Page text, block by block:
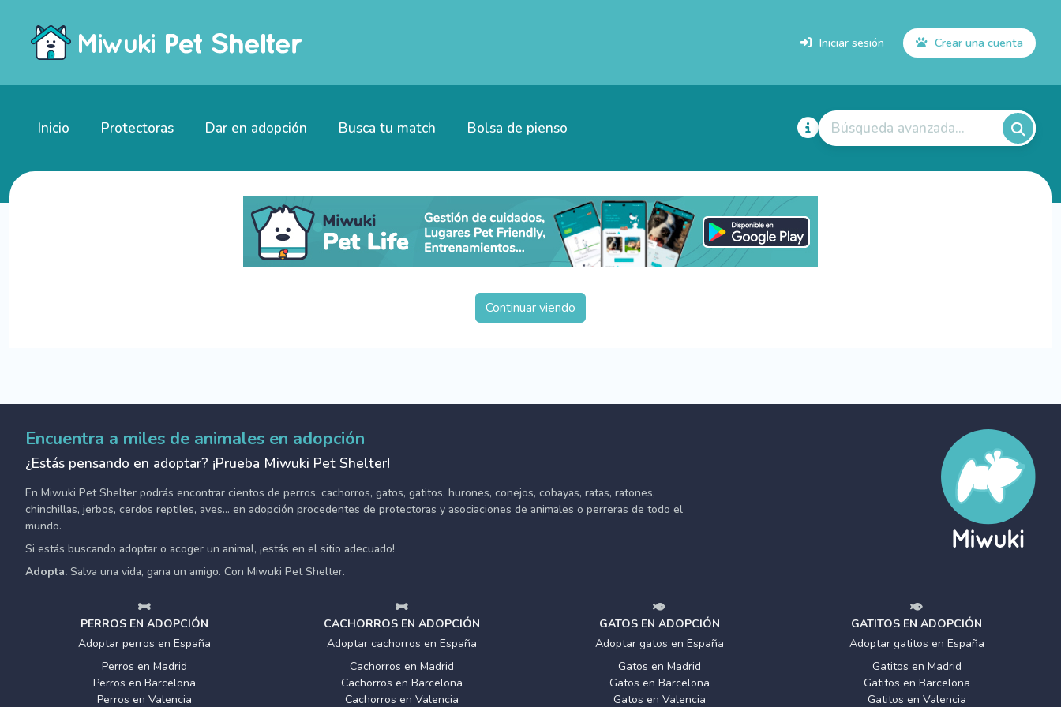
Iniciar sesión Crear una cuenta
Inicio Protectoras Dar en adopción Busca tu match Bolsa de pienso Búsqueda avanzada...
Continuar viendo
Encuentra a miles de animales en adopción
¿Estás pensando en adoptar? ¡Prueba Miwuki Pet Shelter!
En Miwuki Pet Shelter podrás encontrar cientos de perros, cachorros, gatos, gatitos, hurones, conejos, cobayas, ratas, ratones,
chinchillas, jerbos, cerdos reptiles, aves... en adopción procedentes de protectoras y asociaciones de animales o perreras de todo el
mundo.
Si estás buscando adoptar o acoger un animal, ¡estás en el sitio adecuado!
Adopta. Salva una vida, gana un amigo. Con Miwuki Pet Shelter.
PERROS EN ADOPCIÓN
Adoptar perros en España
Perros en Madrid
Perros en Barcelona
Perros en Valencia
CACHORROS EN ADOPCIÓN
Adoptar cachorros en España
Cachorros en Madrid
Cachorros en Barcelona
Cachorros en Valencia
GATOS EN ADOPCIÓN
Adoptar gatos en España
Gatos en Madrid
Gatos en Barcelona
Gatos en Valencia
GATITOS EN ADOPCIÓN
Adoptar gatitos en España
Gatitos en Madrid
Gatitos en Barcelona
Gatitos en Valencia